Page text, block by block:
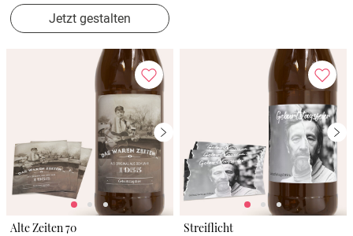
Jetzt gestalten
Alte Zeiten 70 Streiflicht